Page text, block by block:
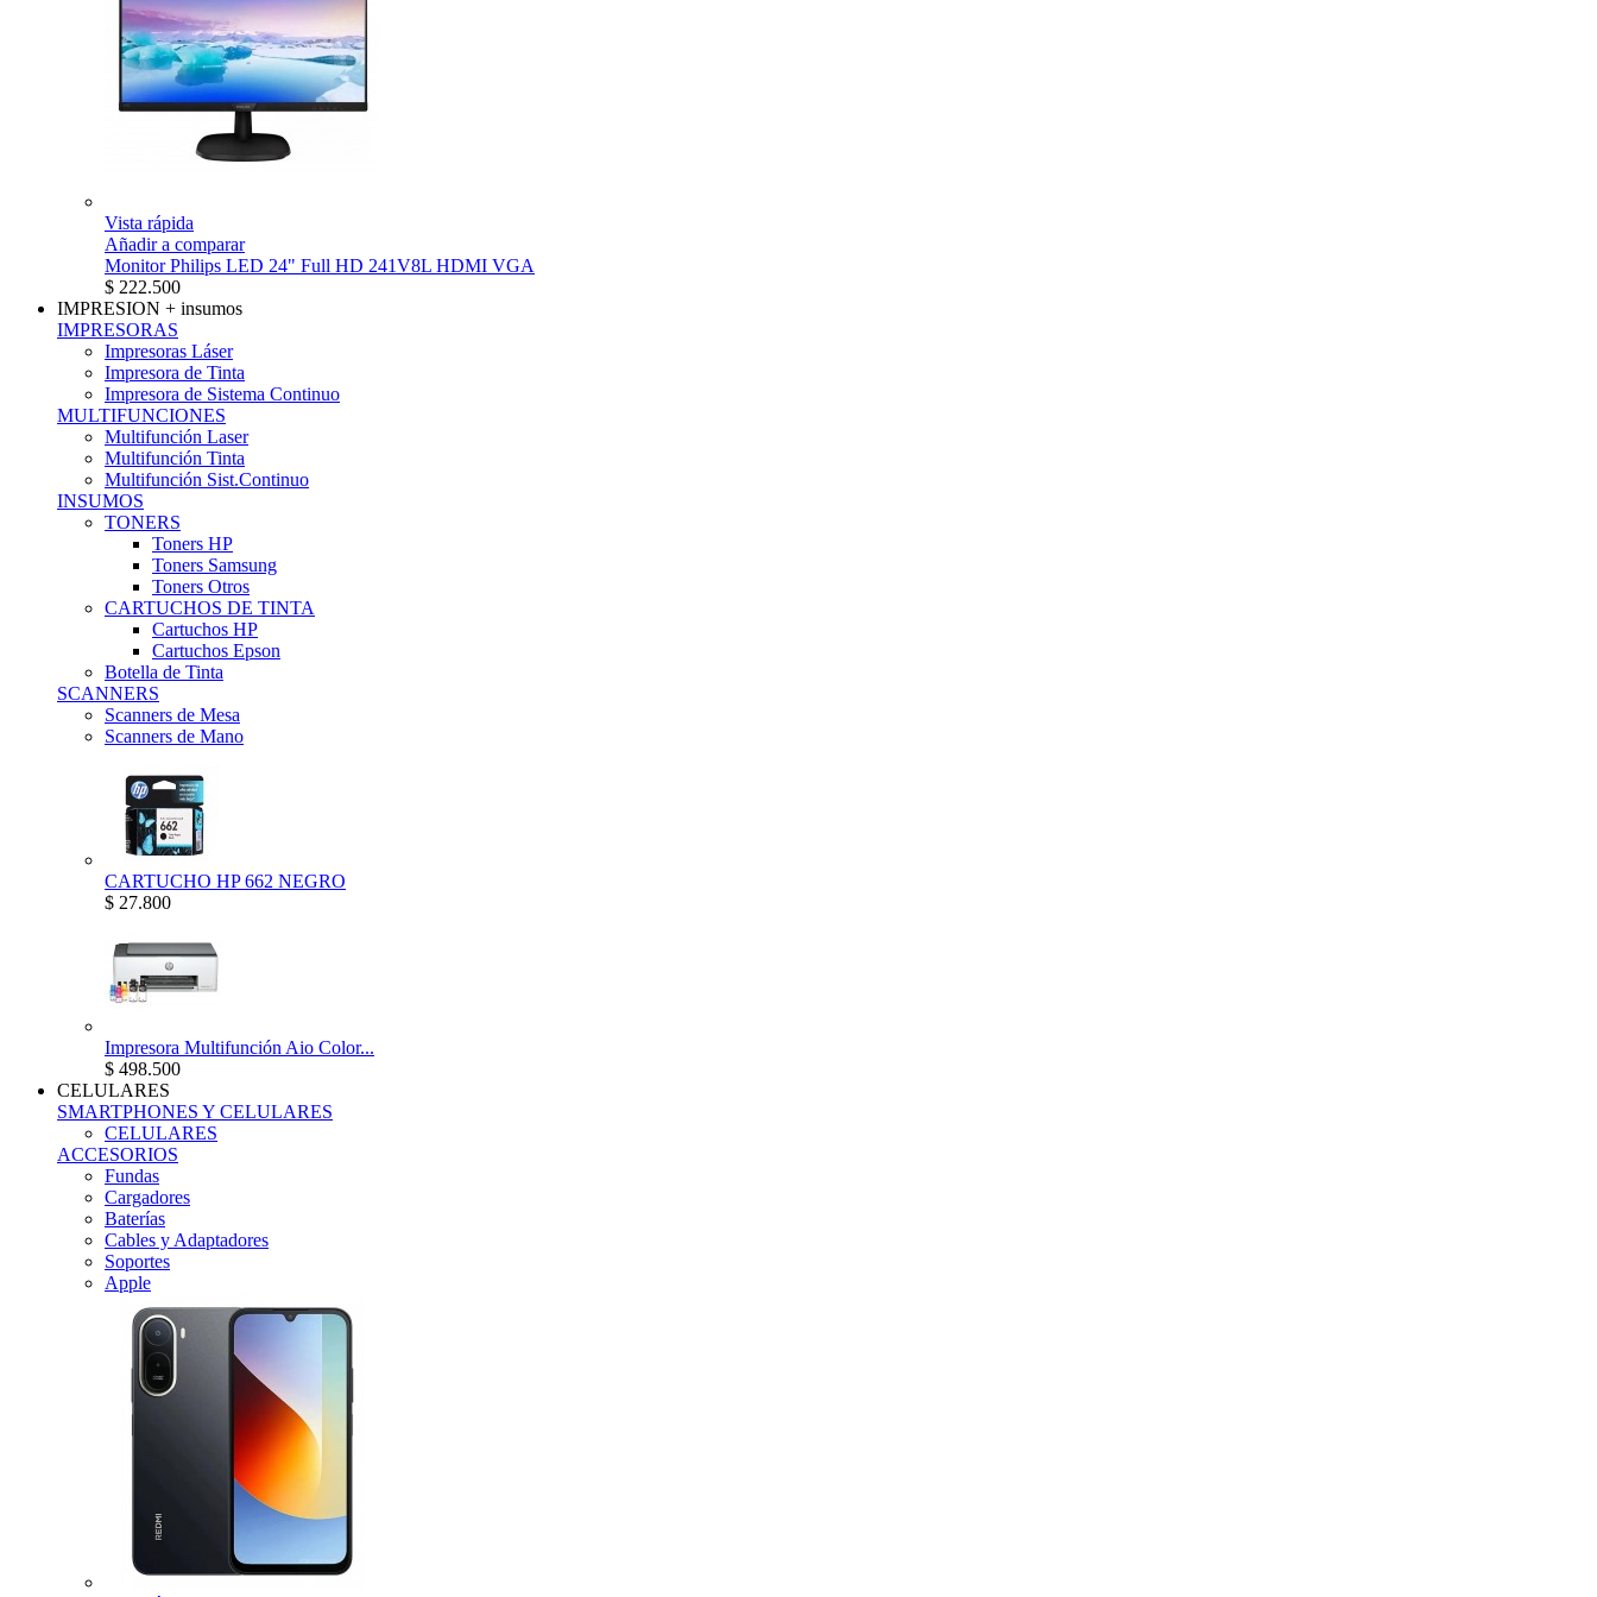
Vista rápida
Añadir a comparar
Monitor Philips LED 24" Full HD 241V8L HDMI VGA
$ 222.500
IMPRESION + insumos
IMPRESORAS
Impresoras Láser
Impresora de Tinta
Impresora de Sistema Continuo
MULTIFUNCIONES
Multifunción Laser
Multifunción Tinta
Multifunción Sist.Continuo
INSUMOS
TONERS
Toners HP
Toners Samsung
Toners Otros
CARTUCHOS DE TINTA
Cartuchos HP
Cartuchos Epson
Botella de Tinta
SCANNERS
Scanners de Mesa
Scanners de Mano
CARTUCHO HP 662 NEGRO
$ 27.800
Impresora Multifunción Aio Color...
$ 498.500
CELULARES
SMARTPHONES Y CELULARES
CELULARES
ACCESORIOS
Fundas
Cargadores
Baterías
Cables y Adaptadores
Soportes
Apple